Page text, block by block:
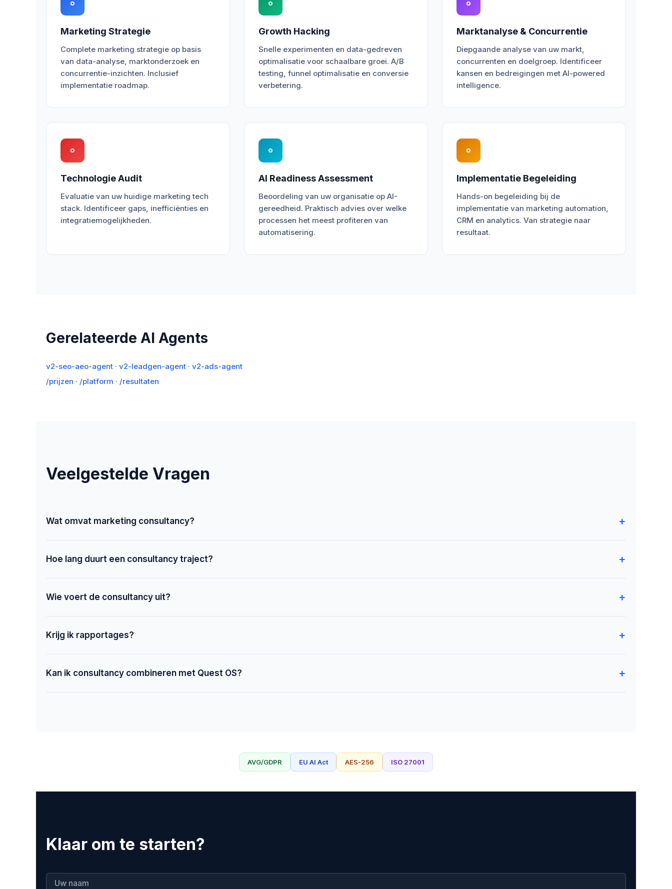
Marketing Strategie
Complete marketing strategie op basis
van data-analyse, marktonderzoek en
concurrentie-inzichten. Inclusief
implementatie roadmap.
Growth Hacking
Snelle experimenten en data-gedreven
optimalisatie voor schaalbare groei. A/B
testing, funnel optimalisatie en conversie
verbetering.
Marktanalyse & Concurrentie
Diepgaande analyse van uw markt,
concurrenten en doelgroep. Identificeer
kansen en bedreigingen met AI-powered
intelligence.
Technologie Audit
Evaluatie van uw huidige marketing tech
stack. Identificeer gaps, inefficiënties en
integratiemogelijkheden.
AI Readiness Assessment
Beoordeling van uw organisatie op AI-
gereedheid. Praktisch advies over welke
processen het meest profiteren van
automatisering.
Implementatie Begeleiding
Hands-on begeleiding bij de
implementatie van marketing automation,
CRM en analytics. Van strategie naar
resultaat.
Gerelateerde AI Agents
v2-seo-aeo-agent · v2-leadgen-agent · v2-ads-agent
/prijzen · /platform · /resultaten
Veelgestelde Vragen
Wat omvat marketing consultancy?
Hoe lang duurt een consultancy traject?
Wie voert de consultancy uit?
Krijg ik rapportages?
Kan ik consultancy combineren met Quest OS?
AVG/GDPR EU AI Act AES-256 ISO 27001
Klaar om te starten?